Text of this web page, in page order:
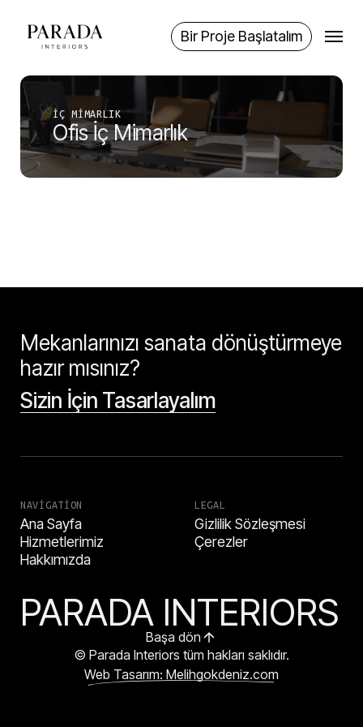
content
Bir Proje Başlatalım
Menu
İÇ MIMARLIK
Ofis İç Mimarlık
Mekanlarınızı sanata dönüştürmeye
hazır mısınız?
Sizin İçin Tasarlayalım
NAVIGATION
Ana Sayfa
Hizmetlerimiz
Hakkımızda
LEGAL
Gizlilik Sözleşmesi
Çerezler
PARADA INTERIORS
Başa dön
© Parada Interiors tüm hakları saklıdır.
Web Tasarım: Melihgokdeniz.com